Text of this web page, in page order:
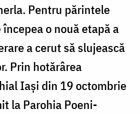
Pentru părintele
o nouă etapă a
a cerut să slujească
Prin hotărârea
Iași din 19 octombrie
la Parohia Poeni-